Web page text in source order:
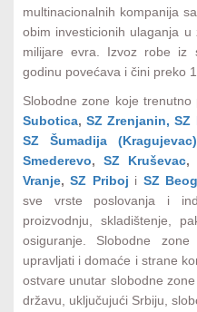
7 Optimalni
8 Baza
Uspešne priče
multinacionalnih kompanija
obim investicionih ulaganja
milijare evra. Izvoz robe iz
godinu povećava i čini preko
Slobodne zone koje
Subotica,SZ Zrenjanin, SZ
SZ Šumadija (Kragujevac)
Smederevo,SZ Kruševac
Vranje,SZ Priboj i SZ
sve vrste poslovanja i
proizvodnju, skladištenje,
osiguranje. Slobodne
upravljati i domaće i strane
ostvare unutar slobodne
državu, uključujući Srbiju,